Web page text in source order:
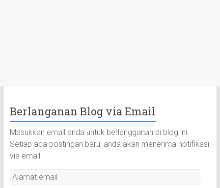
Berlanganan Blog via Email
Masukkan email anda untuk berlangganan di blog ini.
Setiap ada postingan baru, anda akan menerima notifikasi
via email
A